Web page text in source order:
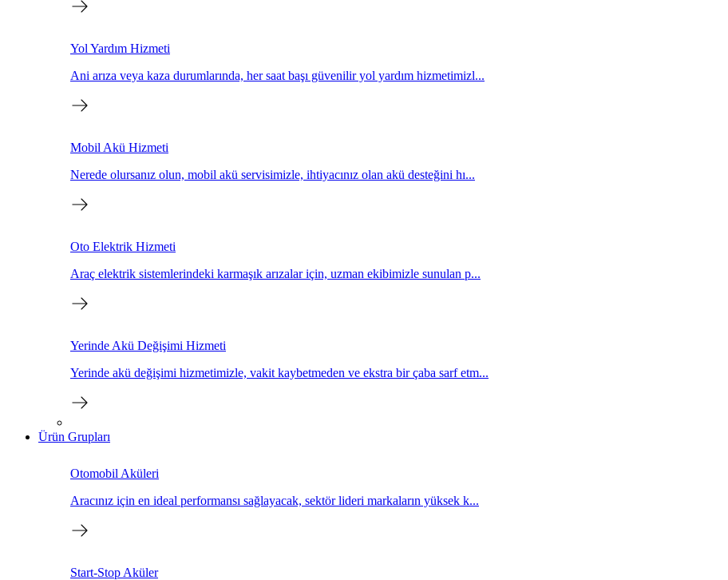
Yol Yardım Hizmeti
Ani arıza veya kaza durumlarında, her saat başı güvenilir yol yardım hizmetimizl...
Mobil Akü Hizmeti
Nerede olursanız olun, mobil akü servisimizle, ihtiyacınız olan akü desteğini hı...
Oto Elektrik Hizmeti
Araç elektrik sistemlerindeki karmaşık arızalar için, uzman ekibimizle sunulan p...
Yerinde Akü Değişimi Hizmeti
Yerinde akü değişimi hizmetimizle, vakit kaybetmeden ve ekstra bir çaba sarf etm...
Ürün Grupları
Otomobil Aküleri
Aracınız için en ideal performansı sağlayacak, sektör lideri markaların yüksek k...
Start-Stop Aküler